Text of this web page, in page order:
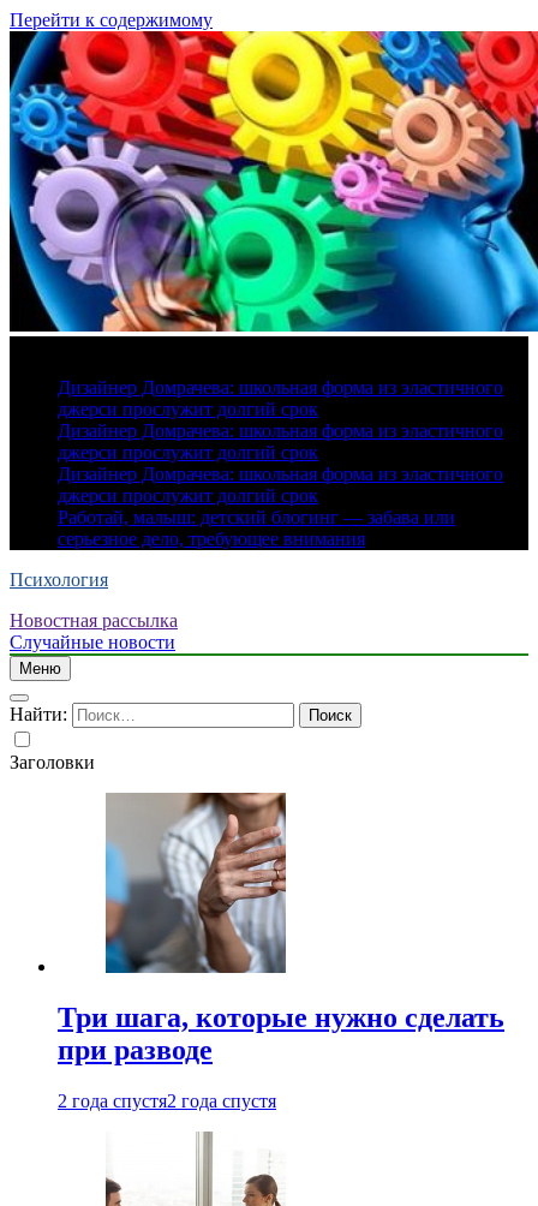
Перейти к содержимому
Дизайнер Домрачева: школьная форма из эластичного
джерси прослужит долгий срок
Дизайнер Домрачева: школьная форма из эластичного
джерси прослужит долгий срок
Дизайнер Домрачева: школьная форма из эластичного
джерси прослужит долгий срок
Работай, малыш: детский блогинг — забава или
серьезное дело, требующее внимания
Психология
Новостная рассылка
Случайные новости
Меню
Найти:
Заголовки
Три шага, которые нужно сделать
при разводе
2 года спустя2 года спустя